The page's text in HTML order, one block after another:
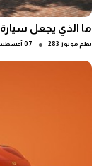
ما الذي يجعل سيارة SUV مريحة في الرحلات الطويلة؟
بقلم موتور 283 ● 07 أغسطس 2026